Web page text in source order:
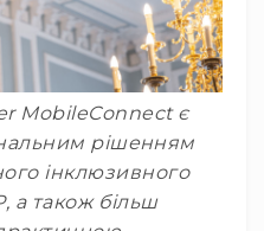
MobileConnect є
рішенням
інклюзивного
а також більш